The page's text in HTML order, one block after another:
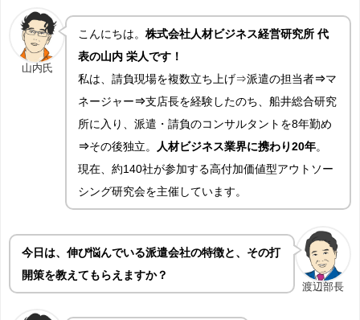
山内氏
こんにちは。株式会社人材ビジネス経営研究所 代
表の山内 栄人です！
私は、請負現場を複数立ち上げ⇒派遣の担当者⇒マ
ネージャー⇒支店長を経験したのち、船井総合研究
所に入り、派遣・請負のコンサルタントを8年勤め
⇒その後独立。 人材ビジネス業界に携わり20年。
現在、約140社が参加する高付加価値型アウトソー
シング研究会を主催しています。
渡辺部長
今日は、伸び悩んでいる派遣会社の特徴と、その打
開策を教えてもらえますか？